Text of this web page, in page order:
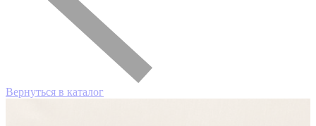
Вернуться в каталог